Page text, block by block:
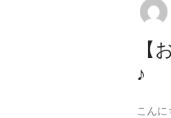
♪
こんに